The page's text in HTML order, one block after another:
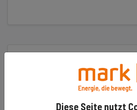
Diese Seite nutzt
Erzähle es deinen Freunden
𝕏